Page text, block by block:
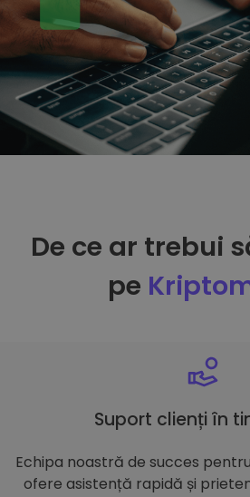
De ce ar trebui
pe
Suport clienți în
Echipa noastră de succes
ofere asistență rapidă și